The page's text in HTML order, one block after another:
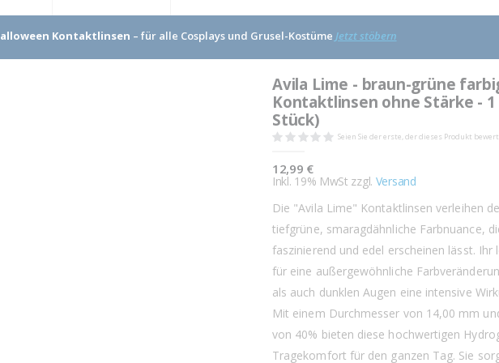
Kontaktlinsen – für alle Cosplays und Grusel-Kostüme Jetzt stöbern
Avila Lime - braun-grüne
Kontaktlinsen ohne Stärke - 1
Stück)
Seien Sie der erste, der dieses Produkt
12,99 €
Inkl. 19% MwSt zzgl. Versand
Die "Avila Lime" Kontaktlinsen verleihen
tiefgrüne, smaragdähnliche Farbnuance,
faszinierend und edel erscheinen lässt. Ihr
für eine außergewöhnliche
als auch dunklen Augen eine intensive
Mit einem Durchmesser von 14,00 mm
von 40% bieten diese hochwertigen
Tragekomfort für den ganzen Tag. Sie